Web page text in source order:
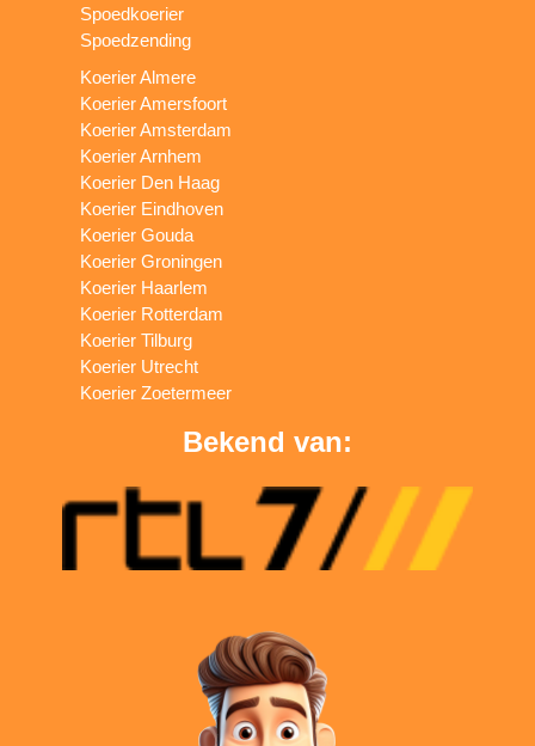
Spoedkoerier
Spoedzending
Koerier Almere
Koerier Amersfoort
Koerier Amsterdam
Koerier Arnhem
Koerier Den Haag
Koerier Eindhoven
Koerier Gouda
Koerier Groningen
Koerier Haarlem
Koerier Rotterdam
Koerier Tilburg
Koerier Utrecht
Koerier Zoetermeer
Bekend van: